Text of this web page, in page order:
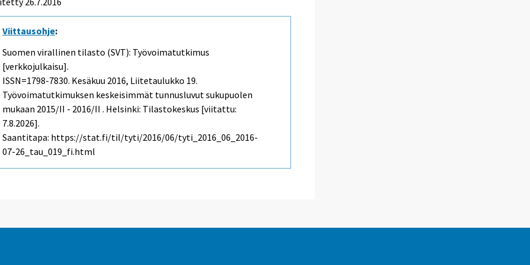
Viittausohje:
Suomen virallinen tilasto (SVT): Työvoimatutkimus
[verkkojulkaisu].
ISSN=1798-7830. Kesäkuu 2016, Liitetaulukko 19.
Työvoimatutkimuksen keskeisimmät tunnusluvut sukupuolen
mukaan 2015/II - 2016/II . Helsinki: Tilastokeskus [viitattu:
7.8.2026].
Saantitapa: https://stat.fi/til/tyti/2016/06/tyti_2016_06_2016-
07-26_tau_019_fi.html